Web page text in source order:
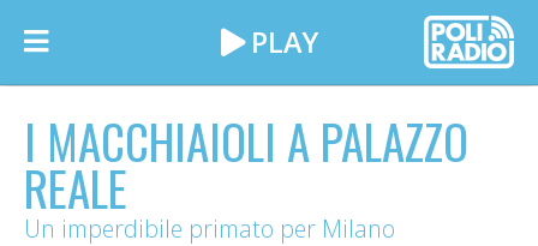
I MACCHIAIOLI A PALAZZO
REALE
Un imperdibile primato per Milano